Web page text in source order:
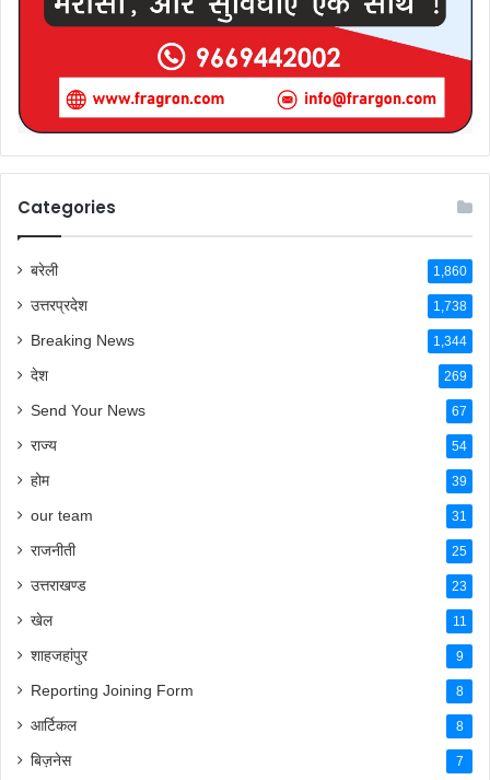
Categories
बरेली 1,860
उत्तरप्रदेश 1,738
Breaking News 1,344
देश 269
Send Your News 67
राज्य 54
होम 39
our team 31
राजनीती 25
उत्तराखण्ड 23
खेल 11
शाहजहांपुर 9
Reporting Joining Form 8
आर्टिकल 8
बिज़नेस 7